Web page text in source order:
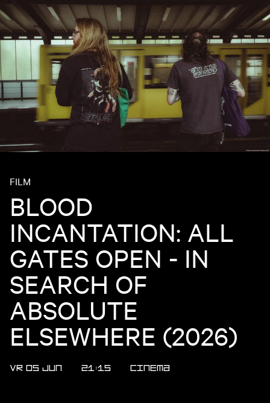
FILM
BLOOD
INCANTATION: ALL
GATES OPEN - IN
SEARCH OF
ABSOLUTE
ELSEWHERE (2026)
VR 05 JUN 21:15 CINEMA